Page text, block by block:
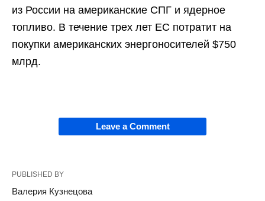
из России на американские СПГ и ядерное
топливо. В течение трех лет ЕС потратит на
покупки американских энергоносителей $750
млрд.
Leave a Comment
PUBLISHED BY
Валерия Кузнецова